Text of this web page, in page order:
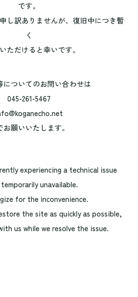
です。
し訳ありませんが、復旧中につき暫
く
ただけると幸いです。
についてのお問い合わせは
045-261-5467
お願いいたします。
experiencing a technical issue
unavailable.
for the inconvenience.
the site as quickly as possible,
us while we resolve the issue.